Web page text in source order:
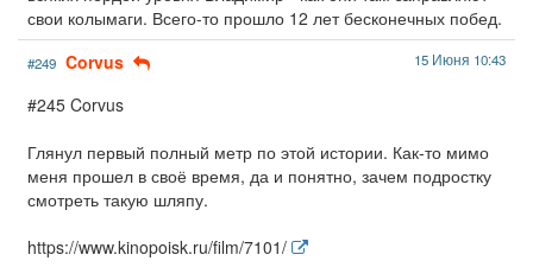
свои колымаги. Всего-то прошло 12 лет бесконечных побед.
#249 Corvus 15 Июня 10:43
#245 Corvus
Глянул первый полный метр по этой истории. Как-то мимо
меня прошел в своё время, да и понятно, зачем подростку
смотреть такую шляпу.
https://www.kinopoisk.ru/film/7101/